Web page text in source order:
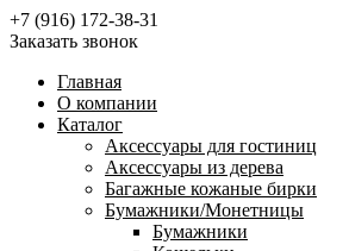
+7 (916) 172-38-31
Заказать звонок
Главная
О компании
Каталог
Аксессуары для гостиниц
Аксессуары из дерева
Багажные кожаные бирки
Бумажники/Монетницы
Бумажники